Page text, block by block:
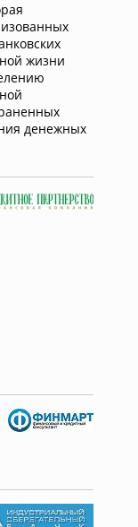
жизни
денежных